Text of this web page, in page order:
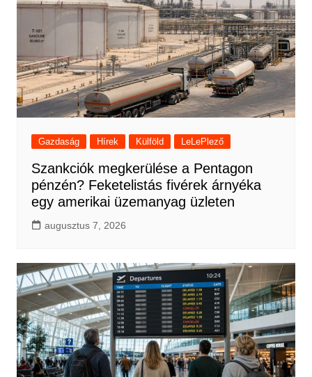
Gazdaság Hírek Külföld LeLePlező
Szankciók megkerülése a Pentagon
pénzén? Feketelistás fivérek árnyéka
egy amerikai üzemanyag üzleten
augusztus 7, 2026